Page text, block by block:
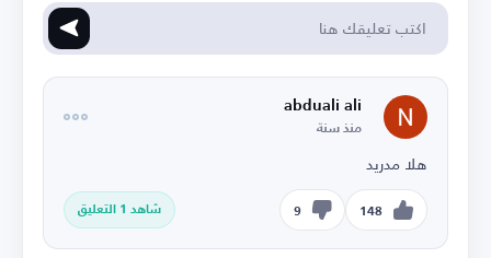
abduali ali
منذ سنة
هلا مدريد
148
9 شاهد 1 التعليق